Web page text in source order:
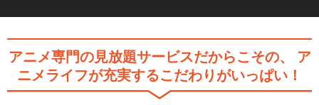
アニメ専門の見放題サービスだからこその、
ア
ニメライフが充実するこだわりがいっぱい！